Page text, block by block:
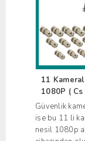
11
1080P (
Güvenlik
ise bu 11 li
nesil 1080p